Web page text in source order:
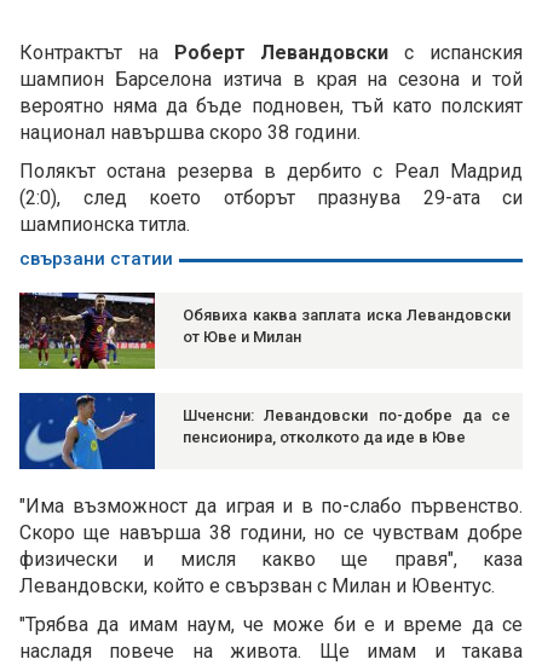
Контрактът на Роберт Левандовски с испанския
шампион Барселона изтича в края на сезона и той
вероятно няма да бъде подновен, тъй като полският
национал навършва скоро 38 години.
Полякът остана резерва в дербито с Реал Мадрид
(2:0), след което отборът празнува 29-ата си
шампионска титла.
свързани статии
Обявиха каква заплата иска Левандовски
от Юве и Милан
Шченсни: Левандовски по-добре да се
пенсионира, отколкото да иде в Юве
"Има възможност да играя и в по-слабо първенство.
Скоро ще навърша 38 години, но се чувствам добре
физически и мисля какво ще правя", каза
Левандовски, който е свързван с Милан и Ювентус.
"Трябва да имам наум, че може би е и време да се
насладя повече на живота. Ще имам и такава